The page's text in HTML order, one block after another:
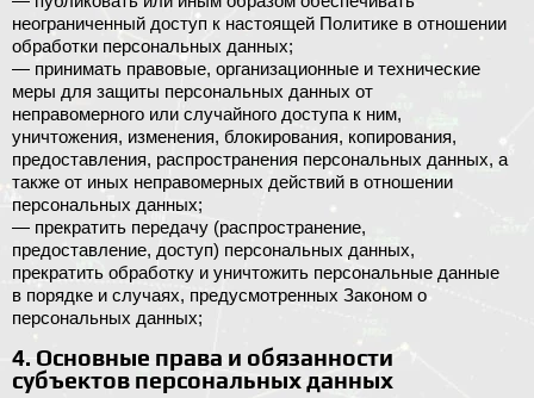
неограниченный доступ к настоящей Политике в отношении
обработки персональных данных;
— принимать правовые, организационные и технические
меры для защиты персональных данных от
неправомерного или случайного доступа к ним,
уничтожения, изменения, блокирования, копирования,
предоставления, распространения персональных данных, а
также от иных неправомерных действий в отношении
персональных данных;
— прекратить передачу (распространение,
предоставление, доступ) персональных данных,
прекратить обработку и уничтожить персональные данные
в порядке и случаях, предусмотренных Законом о
персональных данных;
4. Основные права и обязанности
субъектов персональных данных